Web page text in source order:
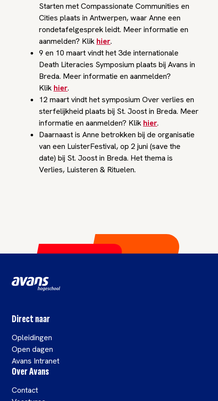
Starten met Compassionate Communities en
Cities plaats in Antwerpen, waar Anne een
rondetafelgesprek leidt. Meer informatie en
aanmelden? Klik hier.
9 en 10 maart vindt het 3de internationale
Death Literacies Symposium plaats bij Avans in
Breda. Meer informatie en aanmelden?
Klik hier.
12 maart vindt het symposium Over verlies en
sterfelijkheid plaats bij St. Joost in Breda. Meer
informatie en aanmelden? Klik hier.
Daarnaast is Anne betrokken bij de organisatie
van een LuisterFestival, op 2 juni (save the
date) bij St. Joost in Breda. Het thema is
Verlies, Luisteren & Rituelen.
Direct naar
Opleidingen
Open dagen
Avans Intranet
Over Avans
Contact